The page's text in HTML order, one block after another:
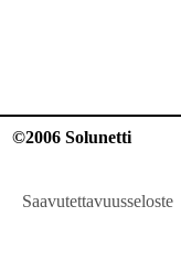
©2006 Solunetti
Saavutettavuusseloste